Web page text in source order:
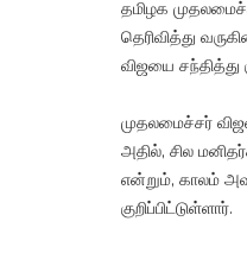
தமிழக
தெரிவித்து
விஜயை சந்தித்து
முதலமைச்சர்
அதில், சில
என்றும், காலம்
குறிப்பிட்டுள்ளார்.